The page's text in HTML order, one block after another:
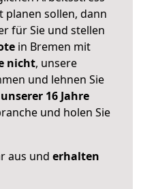
planen sollen, dann
für Sie und stellen
in Bremen mit
nicht, unsere
und lehnen Sie
16 Jahre
und holen Sie
aus und erhalten